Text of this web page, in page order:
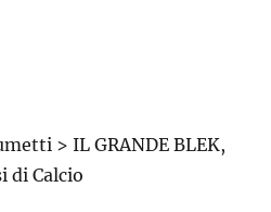
> IL GRANDE BLEK,
di Calcio